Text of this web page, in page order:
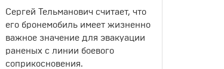
Сергей Тельманович считает, что
его бронемобиль имеет жизненно
важное значение для эвакуации
раненых с линии боевого
соприкосновения.